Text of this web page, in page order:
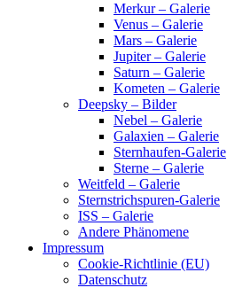
Merkur – Galerie
Venus – Galerie
Mars – Galerie
Jupiter – Galerie
Saturn – Galerie
Kometen – Galerie
Deepsky – Bilder
Nebel – Galerie
Galaxien – Galerie
Sternhaufen-Galerie
Sterne – Galerie
Weitfeld – Galerie
Sternstrichspuren-Galerie
ISS – Galerie
Andere Phänomene
Impressum
Cookie-Richtlinie (EU)
Datenschutz